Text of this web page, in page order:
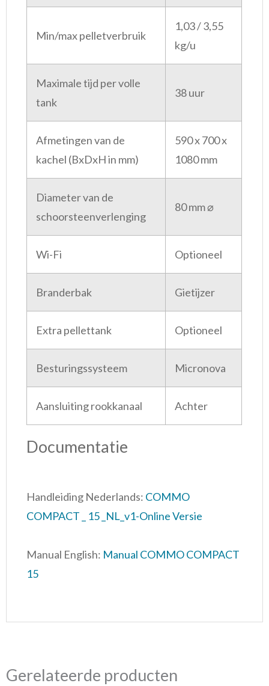
Min/max pelletverbruik
1,03 / 3,55
kg/u
Maximale tijd per volle
tank
38 uur
Afmetingen van de
kachel (BxDxH in mm)
590 x 700 x
1080 mm
Diameter van de
schoorsteenverlenging
80 mm ⌀
Wi-Fi Optioneel
Branderbak Gietijzer
Extra pellettank Optioneel
Besturingssysteem Micronova
Aansluiting rookkanaal Achter
Documentatie
Handleiding Nederlands: COMMO
COMPACT _ 15 _NL_v1-Online Versie
Manual English: Manual COMMO COMPACT
15
Gerelateerde producten